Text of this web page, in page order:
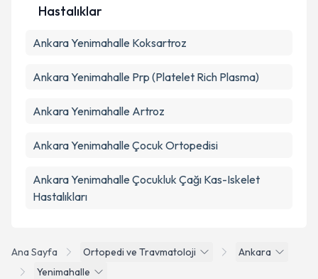
Ana Sayfa Ortopedi ve Travmatoloji
Ankara
Yenimahalle
Hastalıklar
Ankara Yenimahalle Koksartroz
Ankara Yenimahalle Prp (Platelet Rich Plasma)
Ankara Yenimahalle Artroz
Ankara Yenimahalle Çocuk Ortopedisi
Ankara Yenimahalle Çocukluk Çağı Kas-Iskelet
Hastalıkları